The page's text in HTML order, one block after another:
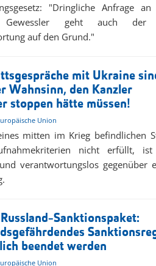
"Dringliche Anfrage
Gewessler geht auch der
auf den Grund."
mit Ukraine
Wahnsinn, den Kanzler
stoppen hätte müssen!
Union
mitten im Krieg befindlichen
nicht erfüllt,
verantwortungslos gegenüber
Sanktionspaket:
beendet werden
Union